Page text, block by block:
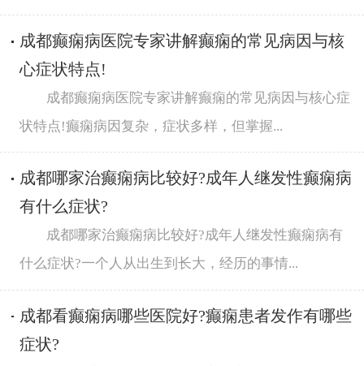
成都癫痫病医院专家讲解癫痫的常见病因与核
心症状特点!
成都癫痫病医院专家讲解癫痫的常见病因与核心症
状特点!癫痫病因复杂，症状多样，但掌握...
成都哪家治癫痫病比较好?成年人继发性癫痫病
有什么症状?
成都哪家治癫痫病比较好?成年人继发性癫痫病有
什么症状?一个人从出生到长大，经历的事情...
成都看癫痫病哪些医院好?癫痫患者发作有哪些
症状?